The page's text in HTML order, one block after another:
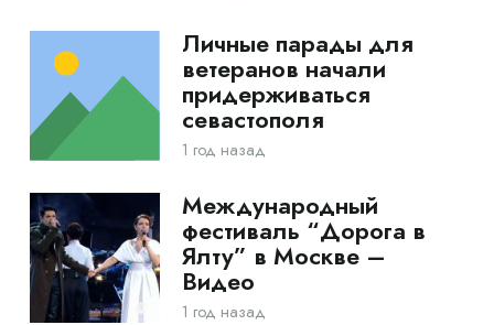
Личные парады для
ветеранов начали
придерживаться
севастополя
1 год назад
Международный
фестиваль “Дорога в
Ялту” в Москве –
Видео
1 год назад